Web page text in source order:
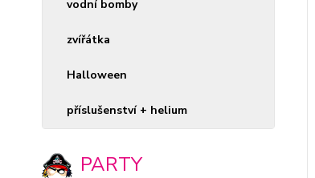
vodní bomby
zvířátka
Halloween
příslušenství + helium
PARTY